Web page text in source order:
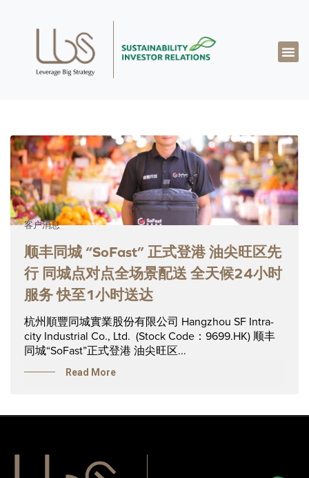
客户消息
顺丰同城 “SoFast” 正式登港 油尖旺区先
行 同城点对点全场景配送 全天候24小时
服务 快至1小时送达
杭州順豐同城實業股份有限公司 Hangzhou SF Intra-
city Industrial Co., Ltd. (Stock Code：9699.HK) 顺丰
同城“SoFast”正式登港 油尖旺区...
Read More